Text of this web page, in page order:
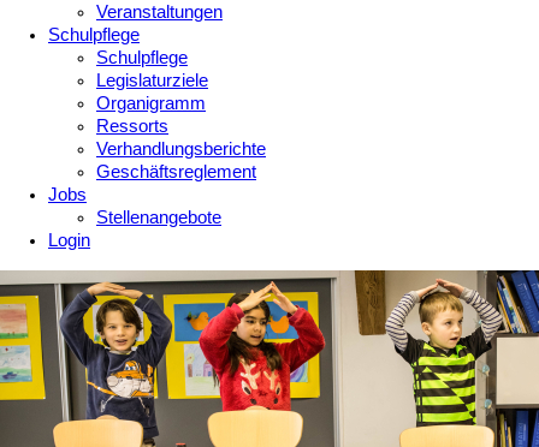
Veranstaltungen
Schulpflege
Schulpflege
Legislaturziele
Organigramm
Ressorts
Verhandlungsberichte
Geschäftsreglement
Jobs
Stellenangebote
Login